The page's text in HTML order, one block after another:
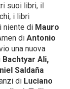
suoi libri, il
i libri
niente di Mauro
di Antonio
una nuova
Bachtyar Ali,
Saldaña
di Luciano